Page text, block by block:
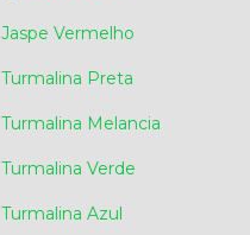
Jaspe Vermelho
Turmalina Preta
Turmalina Melancia
Turmalina Verde
Turmalina Azul